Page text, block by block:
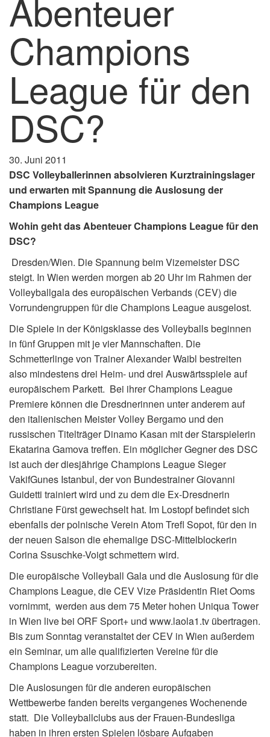
Abenteuer
Champions
League für den
DSC?
30. Juni 2011
DSC Volleyballerinnen absolvieren Kurztrainingslager
und erwarten mit Spannung die Auslosung der
Champions League
Wohin geht das Abenteuer Champions League für den
DSC?
Dresden/Wien. Die Spannung beim Vizemeister DSC
steigt. In Wien werden morgen ab 20 Uhr im Rahmen der
Volleyballgala des europäischen Verbands (CEV) die
Vorrundengruppen für die Champions League ausgelost.
Die Spiele in der Königsklasse des Volleyballs beginnen
in fünf Gruppen mit je vier Mannschaften. Die
Schmetterlinge von Trainer Alexander Waibl bestreiten
also mindestens drei Heim- und drei Auswärtsspiele auf
europäischem Parkett. Bei ihrer Champions League
Premiere können die Dresdnerinnen unter anderem auf
den italienischen Meister Volley Bergamo und den
russischen Titelträger Dinamo Kasan mit der Starspielerin
Ekatarina Gamova treffen. Ein möglicher Gegner des DSC
ist auch der diesjährige Champions League Sieger
VakifGunes Istanbul, der von Bundestrainer Giovanni
Guidetti trainiert wird und zu dem die Ex-Dresdnerin
Christiane Fürst gewechselt hat. Im Lostopf befindet sich
ebenfalls der polnische Verein Atom Trefl Sopot, für den in
der neuen Saison die ehemalige DSC-Mittelblockerin
Corina Ssuschke-Voigt schmettern wird.
Die europäische Volleyball Gala und die Auslosung für die
Champions League, die CEV Vize Präsidentin Riet Ooms
vornimmt, werden aus dem 75 Meter hohen Uniqua Tower
in Wien live bei ORF Sport+ und www.laola1.tv übertragen.
Bis zum Sonntag veranstaltet der CEV in Wien außerdem
ein Seminar, um alle qualifizierten Vereine für die
Champions League vorzubereiten.
Die Auslosungen für die anderen europäischen
Wettbewerbe fanden bereits vergangenes Wochenende
statt. Die Volleyballclubs aus der Frauen-Bundesliga
haben in ihren ersten Spielen lösbare Aufgaben